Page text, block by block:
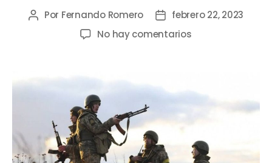
Por Fernando Romero
febrero 22, 2023
No hay comentarios